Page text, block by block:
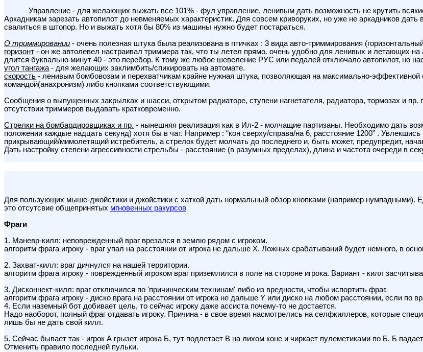
Управление - для желающих выжать все 101% - фул управление, ленивым дать возможность не крутить
Аркадникам зарезать автопилот до невменяемых характеристик. Для совсем криворуких, но уже не аркадников
свалиться в штопор. Но и выжать хотя бы 80% из машины нужно будет постараться.
О триммировании - очень полезная штука была реализована в птичках : 3 вида авто-триммирования
горизонт - он же автолевел настраивал триммера так, что ты летел прямо. очень удобно для ленивых и летающих
длится буквально минут 40 - это перебор. К тому же любое шевеление РУС или педалей отключало автопилот, но
угол тангажа - для желающих заклимбить/спикировать на автомате.
скорость - ленивым бомбовозам и перехватчикам крайне нужная штука, позволяющая на максимально-эффективной
командой(анахронизм) либо кнопками соответствующими.
Cообщения о выпущенных закрылках и шасси, открытом радиаторе, ступени нагнетателя, радиатора, тормозах и
отсутствии триммеров выдавать кратковременно.
Стрелки на бомбардировщиках и пр. - нынешняя реализация как в Ил-2 - молчащие партизаны. Необходимо дать
положении каждые надцать секунд) хотя бы в чат. Например : “кон сверху/справа/на 6, расстояние 1200” .
прикрывающий/мимолетящий истребитель, а стрелок будет молчать до последнего и, быть может, предупредит,
Дать настройку степени агрессивности стрельбы - расстояние (в разумных пределах), длина и частота очереди в
Для пользующих мыше-джойстики и джойстики с хаткой дать нормальный обзор кнопками (например нумпадными).
это отсутсвие общепринятых мгновенных ракурсов
Фраги
1. Маневр-килл: неповрежденный враг врезался в землю рядом с игроком.
алгоритм фрага игроку - враг упал на расстоянии от игрока не дальше X. Ложных срабатываний будет немного, в
2. Захват-килл: враг дичнулся на нашей территории.
алгоритм фрага игроку - поврежденный игроком враг приземлился в поле на стороне игрока. Вариант - килл
3. Дисконнект-килл: враг отключился по 'причинческим технинам' либо из вредности, чтобы испортить фраг.
алгоритм фрага игроку - диско врага на расстоянии от игрока не дальше Y или диско на любом расстоянии, если по
4. Если наземный бот добивает цель, то сейчас игроку даже ассиста почему-то не достается.
Надо наоборот, полный фраг отдавать игроку. Причина - в свое время насмотрелись на селфкиллеров, которые
лишь бы не дать свой килл.
5. Сейчас бывает так - игрок А грызет игрока Б, тут подлетает В на лихом коне и чиркает пулеметиками по Б. Б
Отменить правило последней пульки.